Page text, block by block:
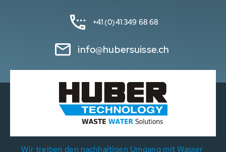
+41 (0)41 349 68 68
info@hubersuisse.ch
Wir treiben den nachhaltigen Umgang mit Wasser,